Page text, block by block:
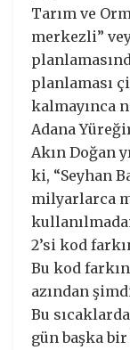
Tarım ve
merkezli”
planlaması
kalmayınca
Adana
Akın Doğan
ki, “Seyhan
milyarlarca
2’si kod
Bu kod
azından
Bu
gün başka bir